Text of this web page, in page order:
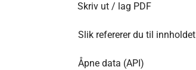
Skriv ut / lag PDF
Slik refererer du til innholdet
Åpne data (API)